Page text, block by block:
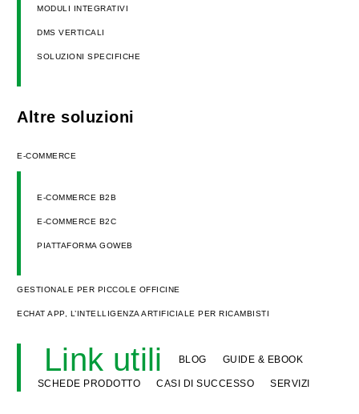
MODULI INTEGRATIVI
DMS VERTICALI
SOLUZIONI SPECIFICHE
Altre soluzioni
E-COMMERCE
E-COMMERCE B2B
E-COMMERCE B2C
PIATTAFORMA GOWEB
GESTIONALE PER PICCOLE OFFICINE
ECHAT APP, L’INTELLIGENZA ARTIFICIALE PER RICAMBISTI
Link utili BLOG GUIDE & EBOOK
SCHEDE PRODOTTO CASI DI SUCCESSO SERVIZI